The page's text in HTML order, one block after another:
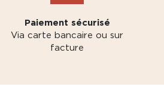
Paiement sécurisé
Via carte bancaire ou sur
facture